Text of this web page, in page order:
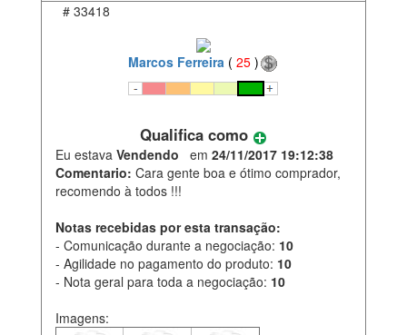
# 33418
Marcos Ferreira ( 25 )
Qualifica como
Eu estava Vendendo em 24/11/2017 19:12:38
Comentario: Cara gente boa e ótimo comprador,
recomendo à todos !!!
Notas recebidas por esta transação:
- Comunicação durante a negociação: 10
- Agilidade no pagamento do produto: 10
- Nota geral para toda a negociação: 10
Imagens: